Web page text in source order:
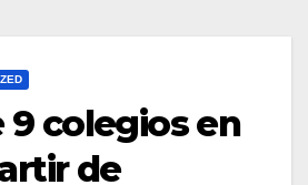
9 colegios en
de